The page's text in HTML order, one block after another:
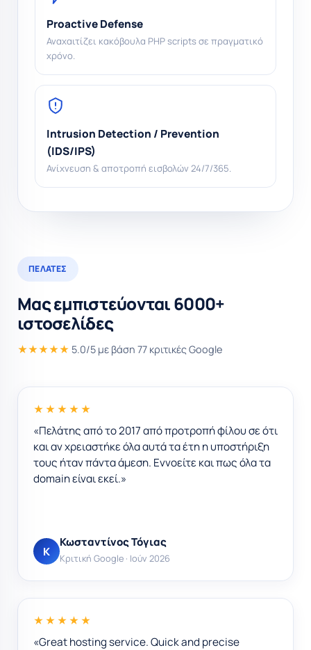
Proactive Defense
Αναχαιτίζει κακόβουλα PHP scripts σε πραγματικό
χρόνο.
Intrusion Detection / Prevention
(IDS/IPS)
Ανίχνευση & αποτροπή εισβολών 24/7/365.
ιστοσελίδες
★★★★★5.0/5 με βάση 77 κριτικές Google
«Πελάτης από το 2017 από προτροπή φίλου σε ότι
και αν χρειαστήκε όλα αυτά τα έτη η υποστήριξη
τους ήταν πάντα άμεση. Εννοείτε και πως όλα τα
domain είναι εκεί.»
Κ Κριτική Google · Ιούν 2026
«Great hosting service. Quick and precise
support, always polite and always there when